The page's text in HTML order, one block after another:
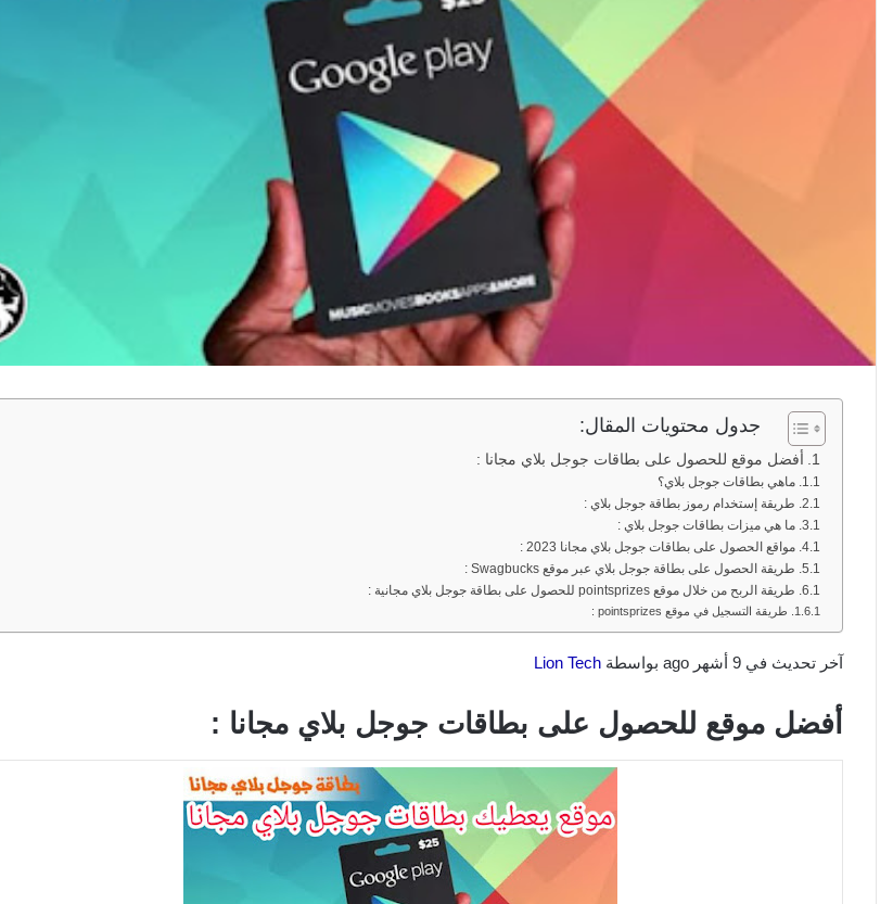
جدول محتويات المقال:
أفضل موقع للحصول على بطاقات جوجل بلاي مجانا :
ماهي بطاقات جوجل بلاي؟
طريقة إستخدام رموز بطاقة جوجل بلاي :
ما هي ميزات بطاقات جوجل بلاي :
مواقع الحصول على بطاقات جوجل بلاي مجانا 2023 :
طريقة الحصول على بطاقة جوجل بلاي عبر موقع Swagbucks :
طريقة الربح من خلال موقع pointsprizes للحصول على بطاقة جوجل بلاي مجانية :
طريقة التسجيل في موقع pointsprizes :
آخر تحديث في 9 أشهر ago بواسطة Lion Tech
أفضل موقع للحصول على بطاقات جوجل بلاي مجانا :